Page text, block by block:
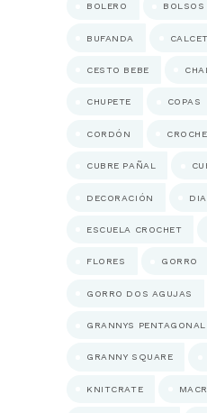
BOLERO BOLSOS
BUFANDA
CESTO BEBE CHAL
CHUPETE COPAS
CORDÓN
CUBRE PAÑAL
DECORACIÓN
ESCUELA CROCHET
FLORES GORRO
GORRO DOS AGUJAS
GRANNYS PENTAGONAL
GRANNY SQUARE
KNITCRATE